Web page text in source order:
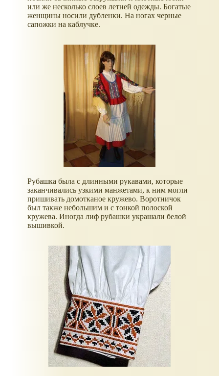
или же несколько слоев летней одежды. Богатые
женщины носили дубленки. На ногах черные
сапожки на каблучке.
Рубашка была с длинными рукавами, которые
заканчивались узкими манжетами, к ним могли
пришивать домотканое кружево. Воротничок
был также небольшим и с тонкой полоской
кружева. Иногда лиф рубашки украшали белой
вышивкой.